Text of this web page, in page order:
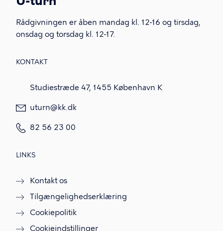
Rådgivningen er åben mandag kl. 12-16 og tirsdag,
onsdag og torsdag kl. 12-17.
KONTAKT
Studiestræde 47, 1455 København K
uturn@kk.dk
82 56 23 00
LINKS
Kontakt os
Tilgængelighedserklæring
Cookiepolitik
Cookieindstillinger